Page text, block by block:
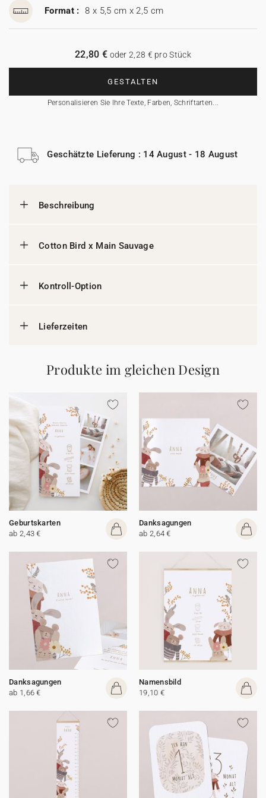
Format : 8 x 5,5 cm x 2,5 cm
GESTALTEN
Personalisieren Sie Ihre Texte, Farben, Schriftarten...
22,80 € oder 2,28 € pro Stück
Geschätzte Lieferung : 14 August - 18 August
Beschreibung
Cotton Bird x Main Sauvage
Kontroll-Option
Lieferzeiten
Produkte im gleichen Design
Geburtskarten
ab 2,43 €
Danksagungen
ab 2,64 €
Danksagungen
ab 1,66 €
Namensbild
19,10 €